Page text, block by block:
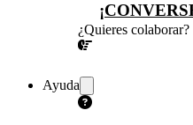
¿Quieres colaborar?
Ayuda